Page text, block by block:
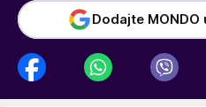
Dodajte